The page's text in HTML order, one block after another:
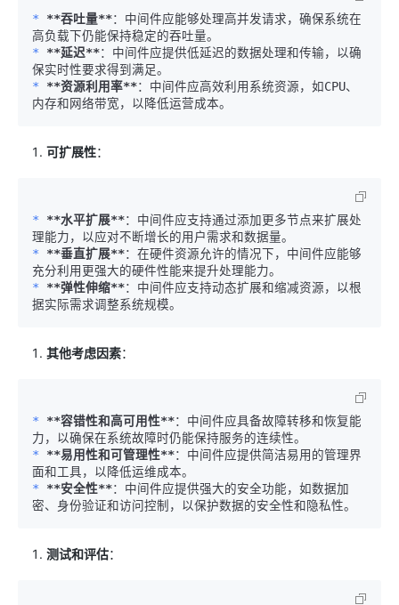
* **吞吐量**：中间件应能够处理高并发请求，确保系统在
* **延迟**：中间件应提供低延迟的数据处理和传输，以确
* **资源利用率**：中间件应高效利用系统资源，如CPU、
可扩展性：
* **水平扩展**：中间件应支持通过添加更多节点来扩展处
* **垂直扩展**：在硬件资源允许的情况下，中间件应能够
* **弹性伸缩**：中间件应支持动态扩展和缩减资源，以根
其他考虑因素：
* **容错性和高可用性**：中间件应具备故障转移和恢复能
* **易用性和可管理性**：中间件应提供简洁易用的管理界
* **安全性**：中间件应提供强大的安全功能，如数据加
测试和评估：